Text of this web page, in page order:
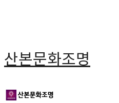
산본문화조명